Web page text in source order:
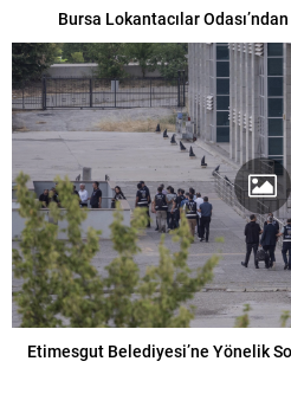
Bursa Lokantacılar
Etimesgut Belediyesi’ne Yönelik